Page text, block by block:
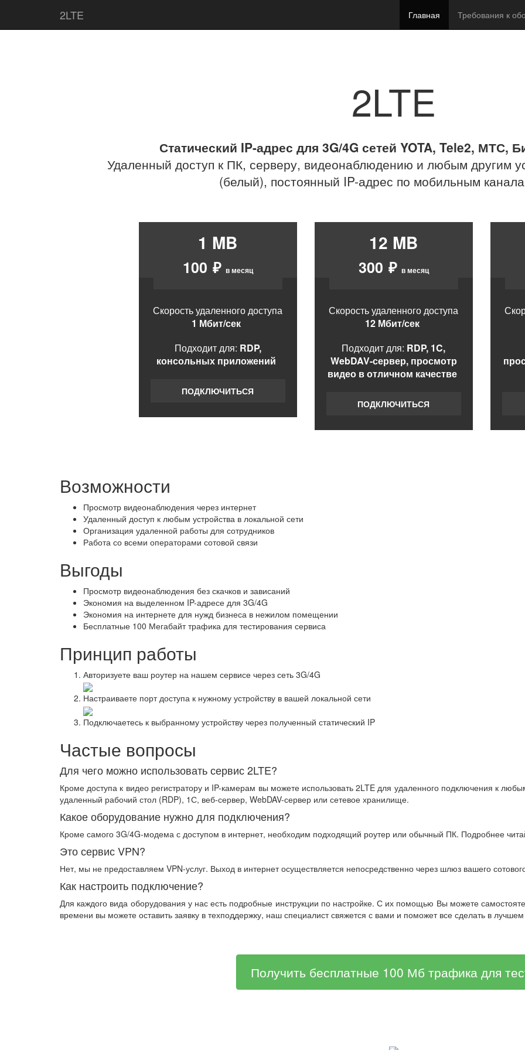
2LTE Главная Требования к
2LTE
Статический IP-адрес для 3G/4G сетей YOTA, Tele2, МТС,
Удаленный доступ к ПК, серверу, видеонаблюдению и любым другим
(белый), постоянный IP-адрес по мобильным
1 MB
100 ₽ в месяц
Скорость удаленного доступа
1 Мбит/сек
Подходит для: RDP,
консольных приложений
ПОДКЛЮЧИТЬСЯ
12 MB
300 ₽ в месяц
Скорость удаленного доступа
12 Мбит/сек
Подходит для: RDP, 1C,
WebDAV-сервер, просмотр
видео в отличном качестве
ПОДКЛЮЧИТЬСЯ
Возможности
Просмотр видеонаблюдения через интернет
Удаленный доступ к любым устройства в локальной сети
Организация удаленной работы для сотрудников
Работа со всеми операторами сотовой связи
Выгоды
Просмотр видеонаблюдения без скачков и зависаний
Экономия на выделенном IP-адресе для 3G/4G
Экономия на интернете для нужд бизнеса в нежилом помещении
Бесплатные 100 Мегабайт трафика для тестирования сервиса
Принцип работы
Авторизуете ваш роутер на нашем сервисе через сеть 3G/4G
Настраиваете порт доступа к нужному устройству в вашей локальной сети
Подключаетесь к выбранному устройству через полученный статический IP
Частые вопросы
Для чего можно использовать сервис 2LTE?
Кроме доступа к видео регистратору и IP-камерам вы можете использовать 2LTE для удаленного подключения к
удаленный рабочий стол (RDP), 1С, веб-сервер, WebDAV-сервер или сетевое хранилище.
Какое оборудование нужно для подключения?
Кроме самого 3G/4G-модема с доступом в интернет, необходим подходящий роутер или обычный ПК. Подробнее
Это сервис VPN?
Нет, мы не предоставляем VPN-услуг. Выход в интернет осуществляется непосредственно через шлюз вашего
Как настроить подключение?
Для каждого вида оборудования у нас есть подробные инструкции по настройке. С их помощью Вы можете
времени вы можете оставить заявку в техподдержку, наш специалист свяжется с вами и поможет все сделать в
Получить бесплатные 100 Мб трафика для